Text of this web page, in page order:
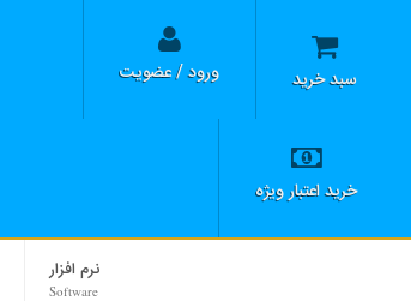
سبد خرید ورود / عضویت
خرید اعتبار ویژه
نرم افزار
Software